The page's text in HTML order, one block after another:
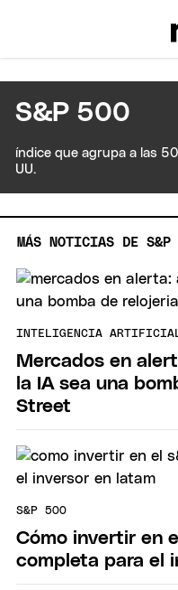
S&P 500
índice que agrupa a las
UU.
MÁS NOTICIAS DE
INTELIGENCIA
Mercados en
la IA sea una
Street
S&P 500
Cómo invertir en
completa para el